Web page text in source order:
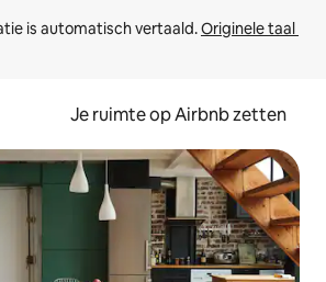
is automatisch vertaald. Originele taal
Je ruimte op Airbnb zetten